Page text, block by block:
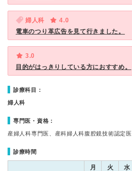
婦人科
4.0
電車のつり革広告を見て行きました。
3.0
目的がはっきりしている方におすすめ。
診療科目：
婦人科
専門医・資格：
産婦人科専門医、産科婦人科腹腔鏡技術認定医
診療時間
月 火 水